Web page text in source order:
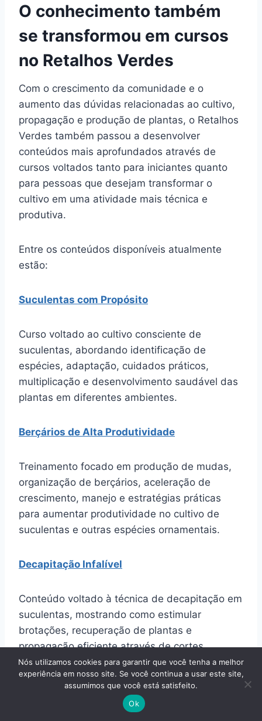
O conhecimento também
se transformou em cursos
no Retalhos Verdes
Com o crescimento da comunidade e o
aumento das dúvidas relacionadas ao cultivo,
propagação e produção de plantas, o Retalhos
Verdes também passou a desenvolver
conteúdos mais aprofundados através de
cursos voltados tanto para iniciantes quanto
para pessoas que desejam transformar o
cultivo em uma atividade mais técnica e
produtiva.
Entre os conteúdos disponíveis atualmente
estão:
Suculentas com Propósito
Curso voltado ao cultivo consciente de
suculentas, abordando identificação de
espécies, adaptação, cuidados práticos,
multiplicação e desenvolvimento saudável das
plantas em diferentes ambientes.
Berçários de Alta Produtividade
Treinamento focado em produção de mudas,
organização de berçários, aceleração de
crescimento, manejo e estratégias práticas
para aumentar produtividade no cultivo de
suculentas e outras espécies ornamentais.
Decapitação Infalível
Conteúdo voltado à técnica de decapitação em
suculentas, mostrando como estimular
brotações, recuperação de plantas e
propagação eficiente através de cortes
estratégicos e manejo correto pós-decape.
Os cursos passaram a ampliar ainda mais a
conexão entre conteúdo educativo e
Nós utilizamos cookies para garantir que você tenha a melhor
experiência em nosso site. Se você continua a usar este site,
assumimos que você está satisfeito.
Ok